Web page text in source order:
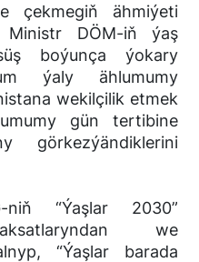
çekmegiň ähmiýeti
DÖM-iň ýaş
boýunça ýokary
ýaly ählumumy
wekilçilik etmek
gün tertibine
görkezýändiklerini
niň “Ýaşlar 2030”
we
“Ýaşlar barada